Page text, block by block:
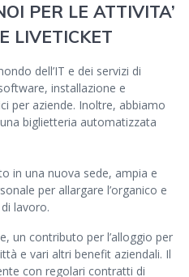
PER LE ATTIVITA’
LIVETICKET
dell’IT e dei servizi di
installazione e
per aziende. Inoltre, abbiamo
biglietteria automatizzata
in una nuova sede, ampia e
per allargare l’organico e
lavoro.
un contributo per l’alloggio per
e vari altri benefit aziendali. Il
con regolari contratti di